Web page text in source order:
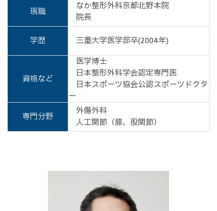
現職
なか整形外科京都北野本院
院長
学歴 三重大学医学部卒(2004年)
資格など
医学博士
日本整形外科学会認定専門医
日本スポーツ協会公認スポーツドクタ
ー
専門分野
外傷外科
人工関節（膝、股関節）